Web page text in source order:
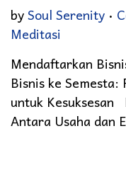
bySoul Serenity .
Meditasi
Mendaftarkan
Bisnis ke
untuk Kesuksesan
Antara Usaha dan